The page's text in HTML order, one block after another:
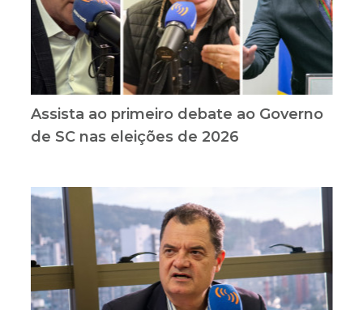
Assista ao primeiro debate ao Governo
de SC nas eleições de 2026